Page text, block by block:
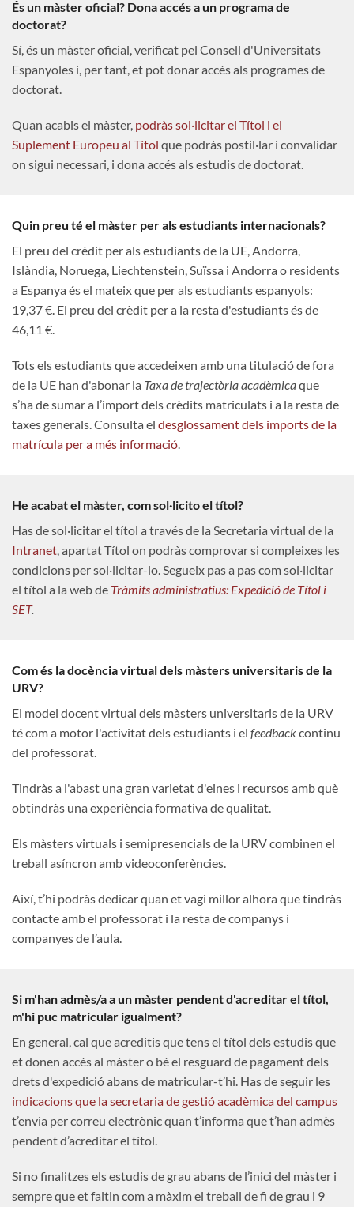
És un màster oficial? Dona accés a un programa de
doctorat?
Sí, és un màster oficial, verificat pel Consell d'Universitats
Espanyoles i, per tant, et pot donar accés als programes de
doctorat.
Quan acabis el màster, podràs sol·licitar el Títol i el
Suplement Europeu al Títol que podràs postil·lar i convalidar
on sigui necessari, i dona accés als estudis de doctorat.
Quin preu té el màster per als estudiants internacionals?
El preu del crèdit per als estudiants de la UE, Andorra,
Islàndia, Noruega, Liechtenstein, Suïssa i Andorra o residents
a Espanya és el mateix que per als estudiants espanyols:
19,37 €. El preu del crèdit per a la resta d'estudiants és de
46,11 €.
Tots els estudiants que accedeixen amb una titulació de fora
de la UE han d'abonar la Taxa de trajectòria acadèmicaque
s’ha de sumar a l’import dels crèdits matriculats i a la resta de
taxes generals. Consulta el desglossament dels imports de la
matrícula per a més informació.
He acabat el màster, com sol·licito el títol?
Has de sol·licitar el títol a través de la Secretaria virtual de la
Intranet, apartat Títol on podràs comprovar si compleixes les
condicions per sol·licitar-lo. Segueix pas a pas com sol·licitar
el títol a la web de Tràmits administratius: Expedició de Títol i
SET.
Com és la docència virtual dels màsters universitaris de la
URV?
El model docent virtual dels màsters universitaris de la URV
té com a motor l'activitat dels estudiants i el feedbackcontinu
del professorat.
Tindràs a l'abast una gran varietat d'eines i recursos amb què
obtindràs una experiència formativa de qualitat.
Els màsters virtuals i semipresencials de la URV combinen el
treball asíncron amb videoconferències.
Així, t’hi podràs dedicar quan et vagi millor alhora que tindràs
contacte amb el professorat i la resta de companys i
companyes de l’aula.
Si m'han admès/a a un màster pendent d'acreditar el títol,
m'hi puc matricular igualment?
En general, cal que acreditis que tens el títol dels estudis que
et donen accés al màster o bé el resguard de pagament dels
drets d'expedició abans de matricular-t’hi. Has de seguir les
indicacions que la secretaria de gestió acadèmica del campus
t’envia per correu electrònic quan t’informa que t’han admès
pendent d’acreditar el títol.
Si no finalitzes els estudis de grau abans de l’inici del màster i
sempre que et faltin com a màxim el treball de fi de grau i 9